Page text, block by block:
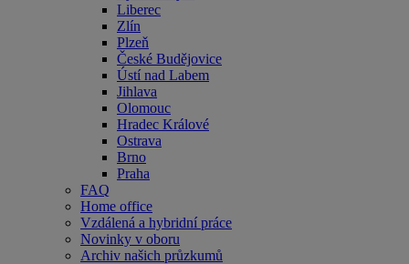
Liberec
Zlín
Plzeň
České Budějovice
Ústí nad Labem
Jihlava
Olomouc
Hradec Králové
Ostrava
Brno
Praha
FAQ
Home office
Vzdálená a hybridní práce
Novinky v oboru
Archiv našich průzkumů